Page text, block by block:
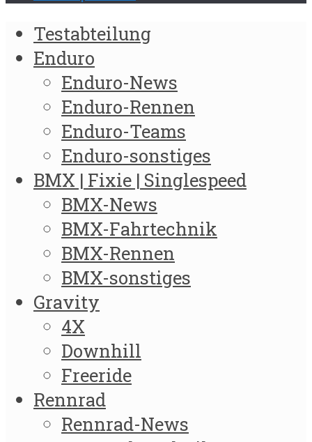
Testabteilung
Enduro
Enduro-News
Enduro-Rennen
Enduro-Teams
Enduro-sonstiges
BMX | Fixie | Singlespeed
BMX-News
BMX-Fahrtechnik
BMX-Rennen
BMX-sonstiges
Gravity
4X
Downhill
Freeride
Rennrad
Rennrad-News